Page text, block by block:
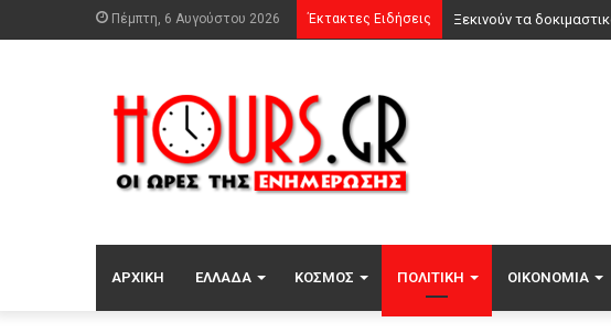
Πέμπτη, 6 Αυγούστου 2026 Έκτακτες Ειδήσεις
ΑΡΧΙΚΉ ΕΛΛΆΔΑ ΚΌΣΜΟΣ ΠΟΛΙΤΙΚΉ ΟΙΚΟΝΟΜΊΑ